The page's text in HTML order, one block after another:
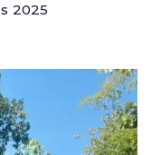
2025